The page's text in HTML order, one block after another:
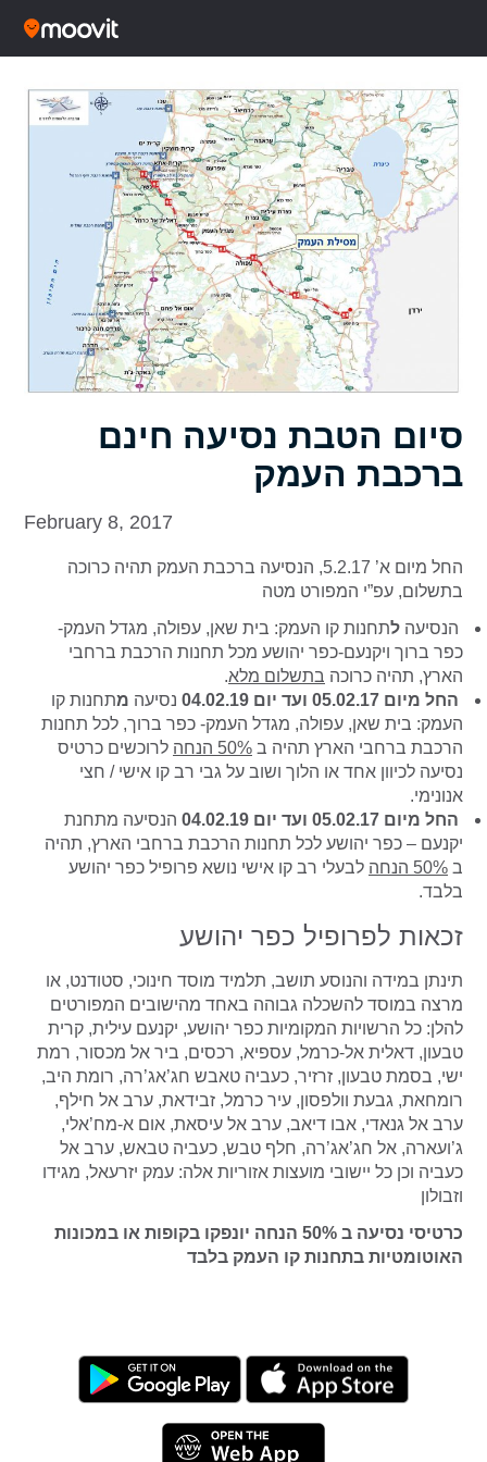
סיום הטבת נסיעה חינם
ברכבת העמק
February 8, 2017
החל מיום א’ 5.2.17, הנסיעה ברכבת העמק תהיה כרוכה
בתשלום, עפ”י המפורט מטה
הנסיעה לתחנות קו העמק: בית שאן, עפולה, מגדל העמק-
כפר ברוך ויקנעם-כפר יהושע מכל תחנות הרכבת ברחבי
הארץ, תהיה כרוכה בתשלום מלא.
החל מיום 05.02.17 ועד יום 04.02.19
נסיעה מתחנות קו
העמק: בית שאן, עפולה, מגדל העמק- כפר ברוך, לכל תחנות
הרכבת ברחבי הארץ תהיה ב 50% הנחה
לרוכשים כרטיס
נסיעה לכיוון אחד או הלוך ושוב על גבי רב קו אישי / חצי
אנונימי.
החל מיום 05.02.17 ועד יום 04.02.19
הנסיעה מתחנת
יקנעם – כפר יהושע לכל תחנות הרכבת ברחבי הארץ, תהיה
ב 50% הנחה
לבעלי רב קו אישי נושא פרופיל כפר יהושע
בלבד.
זכאות לפרופיל כפר יהושע
תינתן במידה והנוסע תושב, תלמיד מוסד חינוכי, סטודנט, או
מרצה במוסד להשכלה גבוהה באחד מהישובים המפורטים
להלן: כל הרשויות המקומיות כפר יהושע, יקנעם עילית, קרית
טבעון, דאלית אל-כרמל, עספיא, רכסים, ביר אל מכסור, רמת
ישי, בסמת טבעון, זרזיר, כעביה טאבש חג’אג’רה, רומת היב,
רומחאת, גבעת וולפסון, עיר כרמל, זבידאת, ערב אל חילף,
ערב אל גנאדי, אבו דיאב, ערב אל עיסאת, אום א-מח’אלי,
ג’ועארה, אל חג’אג’רה, חלף טבש, כעביה טבאש, ערב אל
כעביה וכן כל יישובי מועצות אזוריות אלה: עמק יזרעאל, מגידו
וזבולון
כרטיסי נסיעה ב 50% הנחה יונפקו בקופות או במכונות
האוטומטיות בתחנות קו העמק בלבד